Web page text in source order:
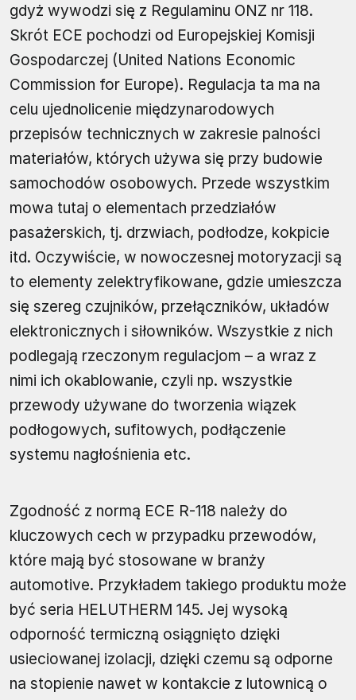
gdyż wywodzi się z Regulaminu ONZ nr 118.
Skrót ECE pochodzi od Europejskiej Komisji
Gospodarczej (United Nations Economic
Commission for Europe). Regulacja ta ma na
celu ujednolicenie międzynarodowych
przepisów technicznych w zakresie palności
materiałów, których używa się przy budowie
samochodów osobowych. Przede wszystkim
mowa tutaj o elementach przedziałów
pasażerskich, tj. drzwiach, podłodze, kokpicie
itd. Oczywiście, w nowoczesnej motoryzacji są
to elementy zelektryfikowane, gdzie umieszcza
się szereg czujników, przełączników, układów
elektronicznych i siłowników. Wszystkie z nich
podlegają rzeczonym regulacjom – a wraz z
nimi ich okablowanie, czyli np. wszystkie
przewody używane do tworzenia wiązek
podłogowych, sufitowych, podłączenie
systemu nagłośnienia etc.
Zgodność z normą ECE R-118 należy do
kluczowych cech w przypadku przewodów,
które mają być stosowane w branży
automotive. Przykładem takiego produktu może
być seria HELUTHERM 145. Jej wysoką
odporność termiczną osiągnięto dzięki
usieciowanej izolacji, dzięki czemu są odporne
na stopienie nawet w kontakcie z lutownicą o